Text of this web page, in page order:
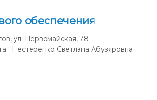
обеспечения
ул. Первомайская, 78
Нестеренко Светлана Абузяровна